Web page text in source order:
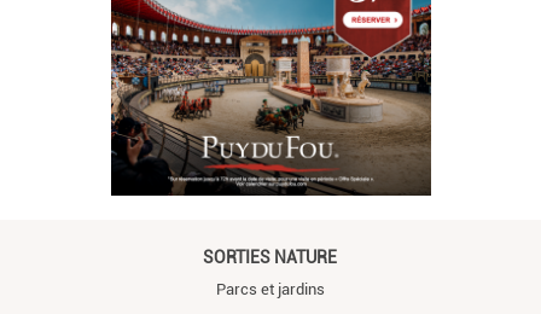
SORTIES NATURE
Parcs et jardins